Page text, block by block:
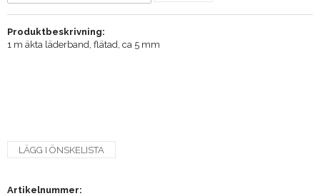
Produktbeskrivning:
1 m äkta läderband, flätad, ca 5 mm
LÄGG I ÖNSKELISTA
Artikelnummer: